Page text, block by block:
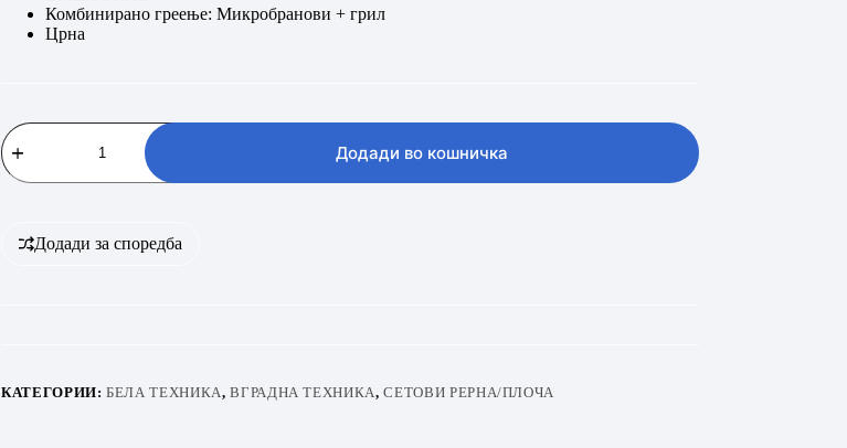
Комбинирано греење: Микробранови + грил
Црна
Gorenje
Ora
Ito
Set
BM235ORAB
Додади во кошничка
Додади за споредба
КАТЕГОРИИ:БЕЛА ТЕХНИКА,ВГРАДНА ТЕХНИКА,СЕТОВИ РЕРНА/ПЛОЧА